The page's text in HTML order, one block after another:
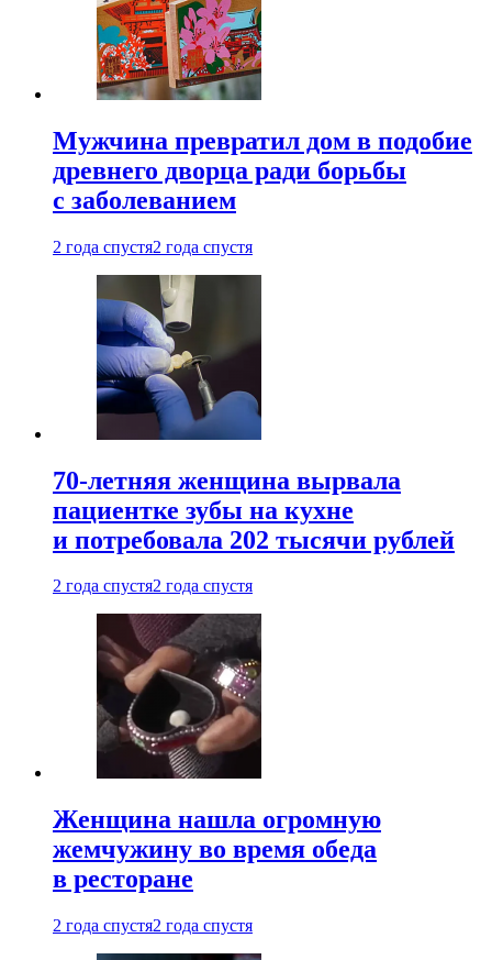
Мужчина превратил дом в подобие
древнего дворца ради борьбы
с заболеванием
2 года спустя2 года спустя
70-летняя женщина вырвала
пациентке зубы на кухне
и потребовала 202 тысячи рублей
2 года спустя2 года спустя
Женщина нашла огромную
жемчужину во время обеда
в ресторане
2 года спустя2 года спустя